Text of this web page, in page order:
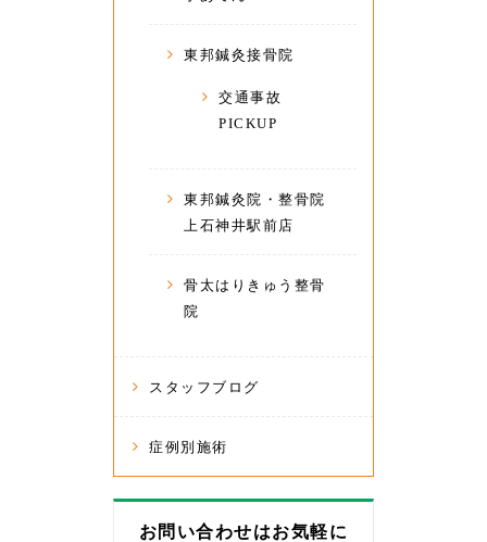
東邦鍼灸接骨院
交通事故
PICKUP
東邦鍼灸院・整骨院
上石神井駅前店
骨太はりきゅう整骨
院
スタッフブログ
症例別施術
お問い合わせはお気軽に